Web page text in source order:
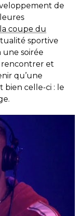
de
la coupe du
sportive
une soirée
rencontrer et
qu’une
bien celle-ci : le